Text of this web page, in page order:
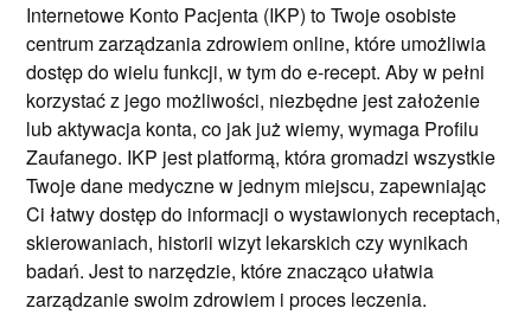
Internetowe Konto Pacjenta (IKP) to Twoje osobiste
centrum zarządzania zdrowiem online, które umożliwia
dostęp do wielu funkcji, w tym do e-recept. Aby w pełni
korzystać z jego możliwości, niezbędne jest założenie
lub aktywacja konta, co jak już wiemy, wymaga Profilu
Zaufanego. IKP jest platformą, która gromadzi wszystkie
Twoje dane medyczne w jednym miejscu, zapewniając
Ci łatwy dostęp do informacji o wystawionych receptach,
skierowaniach, historii wizyt lekarskich czy wynikach
badań. Jest to narzędzie, które znacząco ułatwia
zarządzanie swoim zdrowiem i proces leczenia.